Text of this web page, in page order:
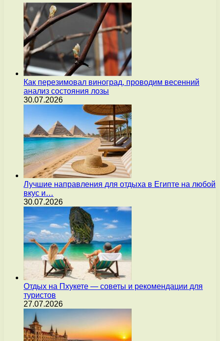
Как перезимовал виноград, проводим весенний
анализ состояния лозы
30.07.2026
Лучшие направления для отдыха в Египте на любой
вкус и…
30.07.2026
Отдых на Пхукете — советы и рекомендации для
туристов
27.07.2026